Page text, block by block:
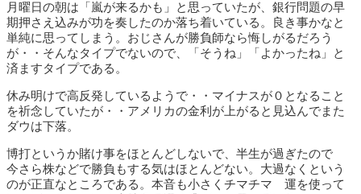
月曜日の朝は「嵐が来るかも」と思っていたが、銀行問題の早
期押さえ込みが功を奏したのか落ち着いている。良き事かなと
単純に思ってしまう。おじさんが勝負師なら悔しがるだろう
が・・そんなタイプでないので、「そうね」「よかったね」と
済ますタイプである。
休み明けで高反発しているようで・・マイナスが０となること
を祈念していたが・・アメリカの金利が上がると見込んでまた
ダウは下落。
博打というか賭け事をほとんどしないで、半生が過ぎたので
今さら株などで勝負もする気はほとんどない。大過なくという
のが正直なところである。本音も小さくチマチマ 運を使って